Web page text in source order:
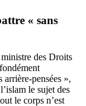
« sans
des Droits
arrière-pensées »,
le sujet des
le corps n’est